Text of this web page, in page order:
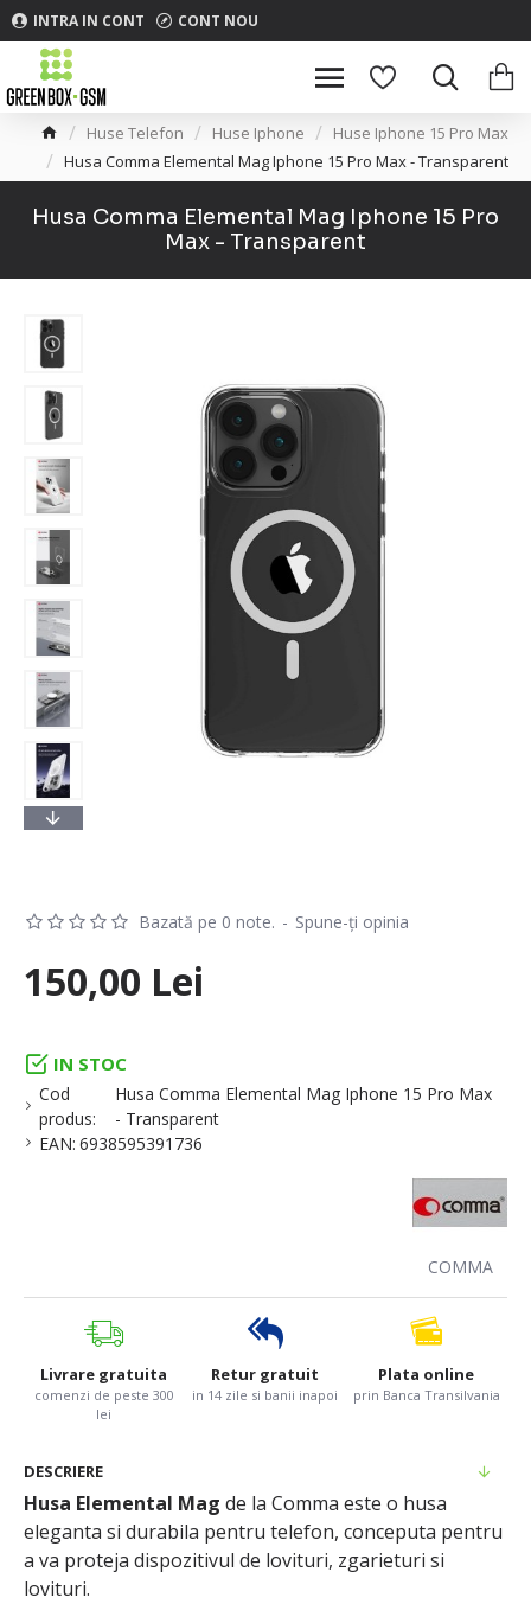
INTRA IN CONT CONT NOU
Huse Telefon Huse Iphone
Huse Iphone 15 Pro Max
Husa Comma Elemental Mag Iphone 15 Pro Max - Transparent
Husa Comma Elemental Mag Iphone 15 Pro
Max - Transparent
IN STOC
Cod
produs:
Husa Comma Elemental Mag Iphone 15 Pro Max
- Transparent
EAN: 6938595391736
COMMA
Bazată pe 0 note. - Spune-ţi opinia
150,00 Lei
Livrare gratuita
comenzi de peste 300
lei
Retur gratuit
in 14 zile si banii inapoi
Plata online
prin Banca Transilvania
DESCRIERE
Husa Elemental Mag de la Comma este o husa
eleganta si durabila pentru telefon, conceputa pentru
a va proteja dispozitivul de lovituri, zgarieturi si
lovituri.